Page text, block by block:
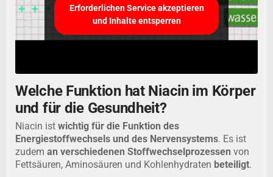
Erforderlichen Service akzeptieren
und Inhalte entsperren
Welche Funktion hat Niacin im Körper
und für die Gesundheit?
Niacin ist wichtig für die Funktion des
Energiestoffwechsels und des Nervensystems. Es ist
zudem an verschiedenen Stoffwechselprozessen von
Fettsäuren, Aminosäuren und Kohlenhydraten beteiligt.